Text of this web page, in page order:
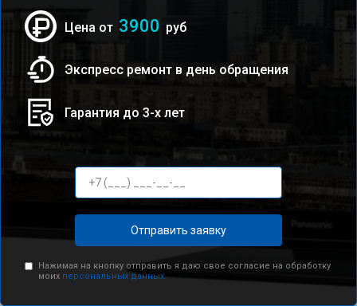
Цена от 3900 руб
Экспресс ремонт в день обращения
Гарантия до 3-х лет
Отправить заявку
Нажимая на кнопку отправить я даю свое согласие на обработку
моих персональных данных.